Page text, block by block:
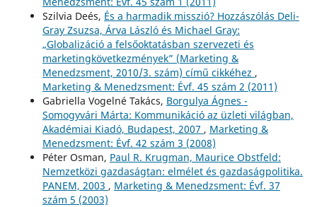
Szilvia Deés, És a harmadik misszió? Hozzászólás Deli-
Gray Zsuzsa, Árva László és Michael Gray:
„Globalizáció a felsőoktatásban szervezeti és
marketingkövetkezmények” (Marketing &
Menedzsment, 2010/3. szám) című cikkéhez ,
Marketing & Menedzsment: Évf. 45 szám 2 (2011)
Gabriella Vogelné Takács, Borgulya Ágnes -
Somogyvári Márta: Kommunikáció az üzleti világban,
Akadémiai Kiadó, Budapest, 2007 , Marketing &
Menedzsment: Évf. 42 szám 3 (2008)
Péter Osman, Paul R. Krugman, Maurice Obstfeld:
Nemzetközi gazdaságtan: elmélet és gazdaságpolitika.
PANEM, 2003 , Marketing & Menedzsment: Évf. 37
szám 5 (2003)